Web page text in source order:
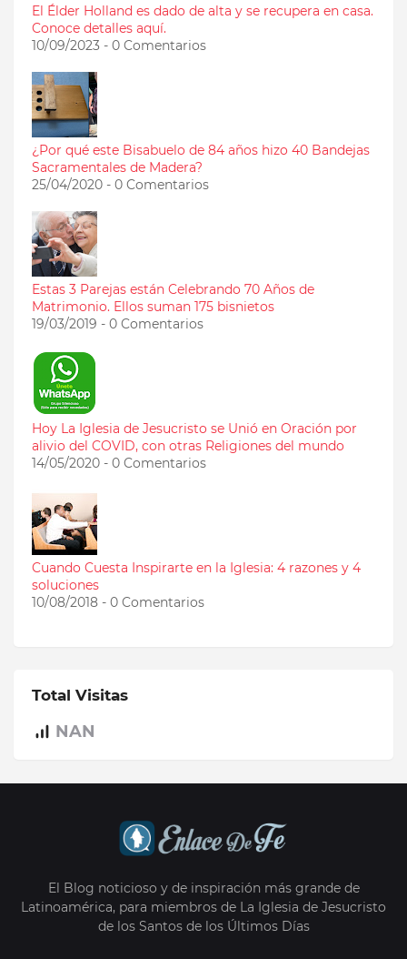
El Élder Holland es dado de alta y se recupera en casa.
Conoce detalles aquí.
10/09/2023 - 0 Comentarios
¿Por qué este Bisabuelo de 84 años hizo 40 Bandejas
Sacramentales de Madera?
25/04/2020 - 0 Comentarios
Estas 3 Parejas están Celebrando 70 Años de
Matrimonio. Ellos suman 175 bisnietos
19/03/2019 - 0 Comentarios
Hoy La Iglesia de Jesucristo se Unió en Oración por
alivio del COVID, con otras Religiones del mundo
14/05/2020 - 0 Comentarios
Cuando Cuesta Inspirarte en la Iglesia: 4 razones y 4
soluciones
10/08/2018 - 0 Comentarios
Total Visitas
NAN
El Blog noticioso y de inspiración más grande de
Latinoamérica, para miembros de La Iglesia de Jesucristo
de los Santos de los Últimos Días